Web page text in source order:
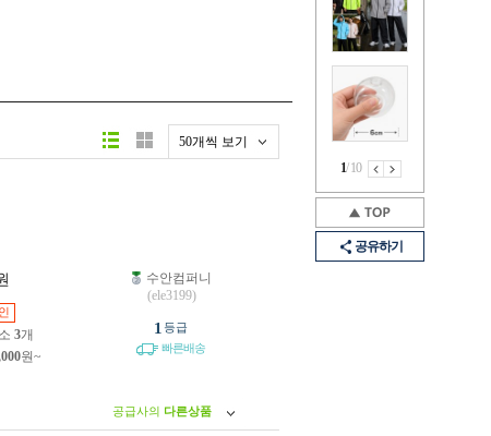
1/10
공유하기
50개씩 보기
3개
원~
수안컴퍼니
(ele3199)
1 등급
빠른배송
공급사의 다른상품